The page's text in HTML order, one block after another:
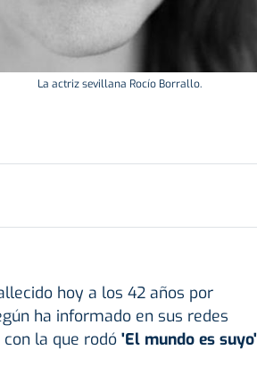
La actriz sevillana Rocío Borrallo.
hoy a los 42 años por
ha informado en sus redes
con la que rodó 'El mundo es suyo'